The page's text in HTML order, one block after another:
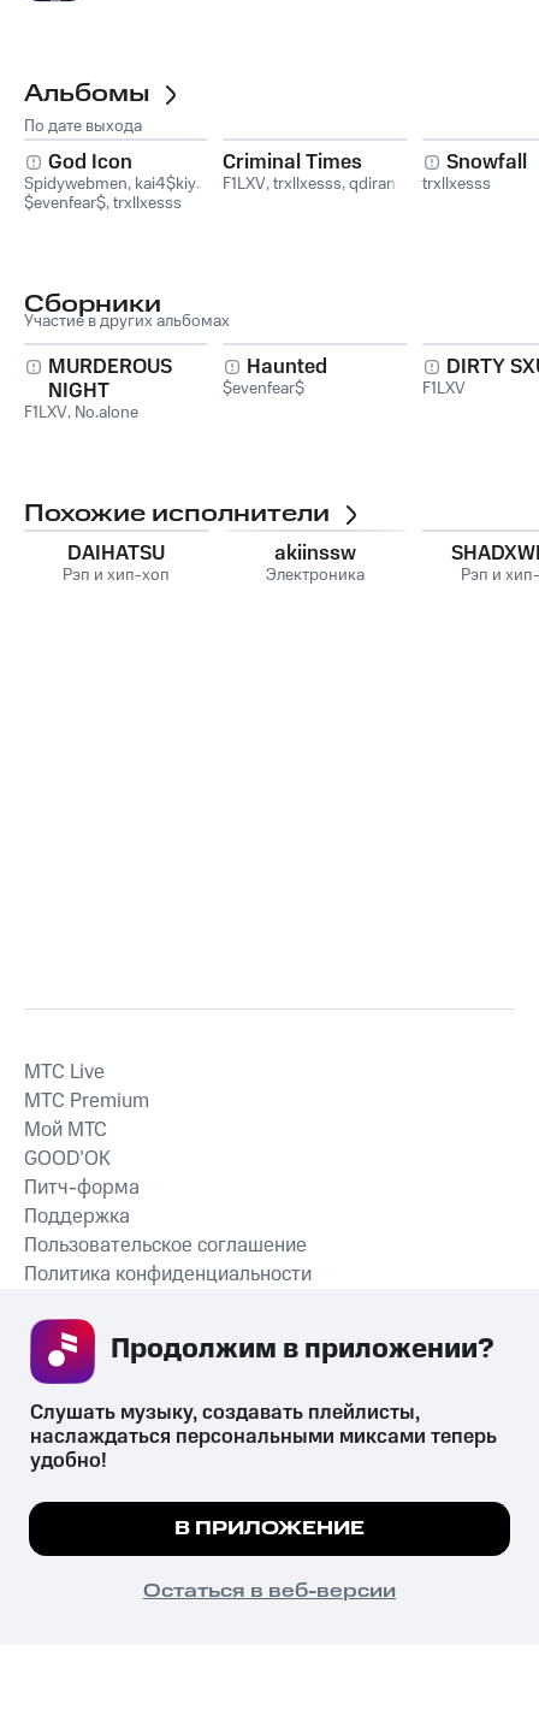
Альбомы
По дате выхода
God Icon
Spidywebmen, kai4$kiy,
$evenfear$,trxllxesss
Criminal Times
F1LXV,trxllxesss,qdirane
Snowfall
trxllxesss
Сборники
Участие в других альбомах
MURDEROUS
NIGHT
F1LXV, No.alone
Haunted
$evenfear$
DIRTY
F1LXV
Похожие исполнители
DAIHATSU
Рэп и хип-хоп
akiinssw
Электроника Рэп и
СКАЧАТЬ ПРИЛОЖЕНИЕ
MTС Live
MTС Premium
Мой МТС
GOOD’OK
Питч-форма
Поддержка
Пользовательское соглашение
Политика конфиденциальности
психотропных веществ, их аналогов причиняет вред здоровью,
их незаконный оборот запрещён и влечёт установленную
законодательством ответственность.
© 2026 ООО «КИОН».
Все права защищены
Мы используем куки, чтобы на сайте все
Подробнее
ПОНЯТНО
Слушать музыку, создавать плейлисты,
наслаждаться персональными миксами теперь
удобно!
В ПРИЛОЖЕНИЕ
Остаться в веб-версии